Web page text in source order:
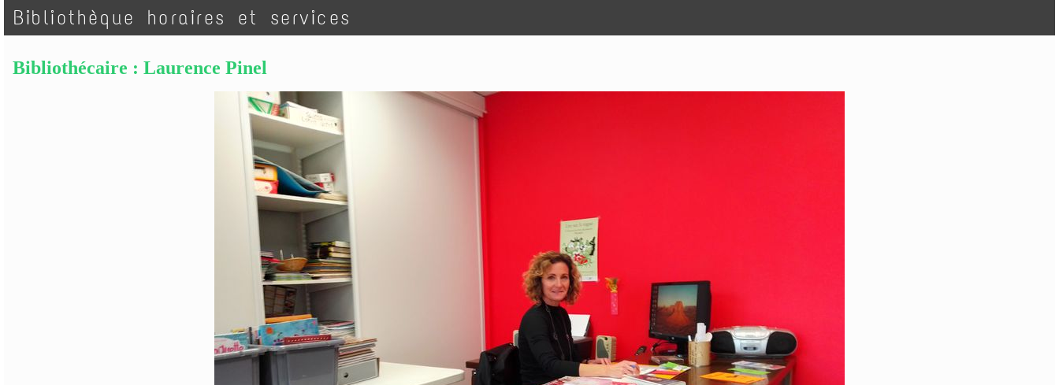
Bibliothèque horaires et services
Bibliothécaire : Laurence Pinel